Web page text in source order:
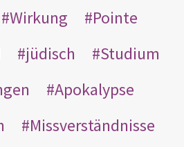
Wirkung
Pointe
jüdisch
Studium
Apokalypse
Missverständnisse